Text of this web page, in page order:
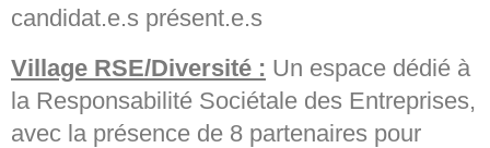
candidat.e.s présent.e.s
Village RSE/Diversité : Un espace dédié à
la Responsabilité Sociétale des Entreprises,
avec la présence de 8 partenaires pour